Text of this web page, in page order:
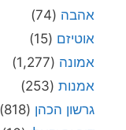
אהבה (74)
אוטיזם (15)
אמונה (1,277)
אמנות (253)
גרשון הכהן (818)